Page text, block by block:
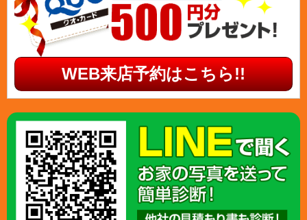
WEB来店予約はこちら!!